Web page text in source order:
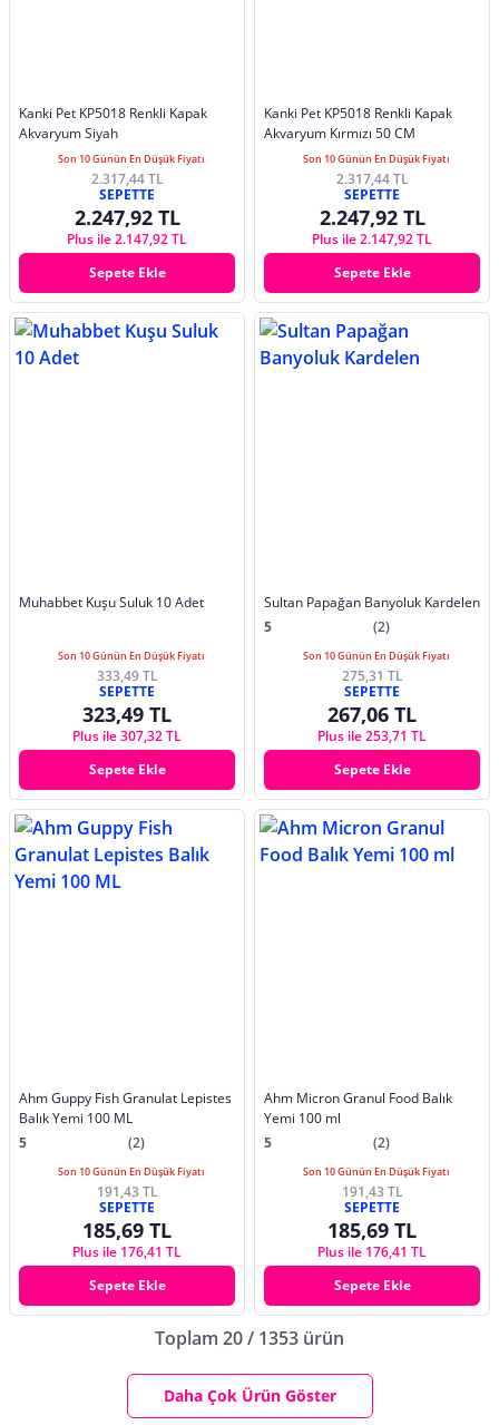
Kanki Pet KP5018 Renkli Kapak
Akvaryum Siyah
Son 10 Günün En Düşük Fiyatı
2.317,44 TL
SEPETTE
2.247,92 TL
Plus ile 2.147,92 TL
Sepete Ekle
Kanki Pet KP5018 Renkli Kapak
Akvaryum Kırmızı 50 CM
Son 10 Günün En Düşük Fiyatı
2.317,44 TL
SEPETTE
2.247,92 TL
Plus ile 2.147,92 TL
Sepete Ekle
Muhabbet Kuşu Suluk 10 Adet
Son 10 Günün En Düşük Fiyatı
333,49 TL
SEPETTE
323,49 TL
Plus ile 307,32 TL
Sepete Ekle
Sultan Papağan Banyoluk Kardelen
5
(2)
Son 10 Günün En Düşük Fiyatı
275,31 TL
SEPETTE
267,06 TL
Plus ile 253,71 TL
Sepete Ekle
Ahm Guppy Fish Granulat Lepistes
Balık Yemi 100 ML
5
(2)
Son 10 Günün En Düşük Fiyatı
191,43 TL
SEPETTE
185,69 TL
Plus ile 176,41 TL
Sepete Ekle
Ahm Micron Granul Food Balık
Yemi 100 ml
5
(2)
Son 10 Günün En Düşük Fiyatı
191,43 TL
SEPETTE
185,69 TL
Plus ile 176,41 TL
Sepete Ekle
Toplam 20 / 1353 ürün
Daha Çok Ürün Göster